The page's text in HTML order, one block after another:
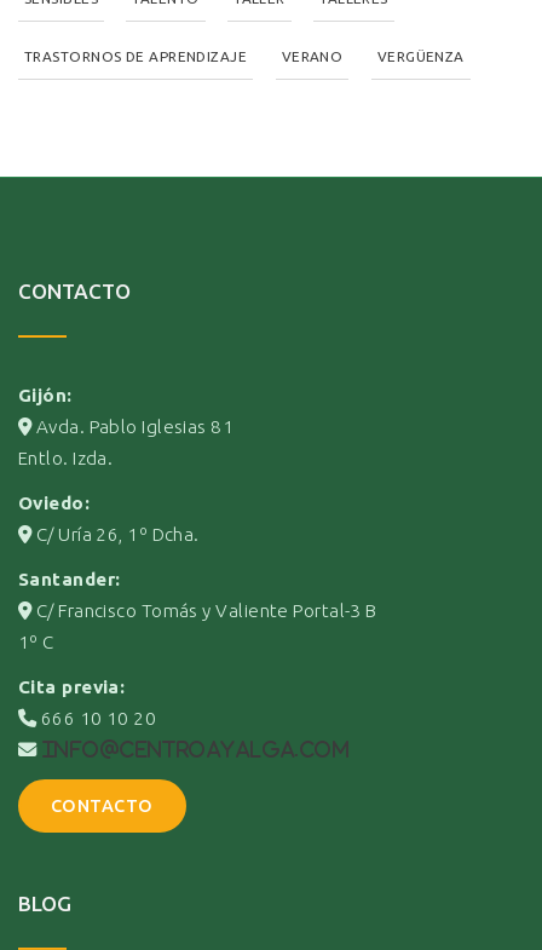
TRASTORNOS DE APRENDIZAJE VERANO VERGÜENZA
CONTACTO
Gijón:
Avda. Pablo Iglesias 81
Entlo. Izda.
Oviedo:
C/ Uría 26, 1º Dcha.
Santander:
C/ Francisco Tomás y Valiente Portal-3 B
1º C
Cita previa:
666 10 10 20
info@centroayalga.com
CONTACTO
BLOG